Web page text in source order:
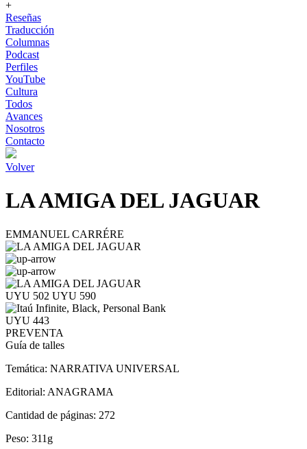
+
Reseñas
Traducción
Columnas
Podcast
Perfiles
YouTube
Cultura
Todos
Avances
Nosotros
Contacto
Volver
LA AMIGA DEL JAGUAR
EMMANUEL CARRÉRE
UYU 502 UYU 590
UYU 443
PREVENTA
Guía de talles
Temática: NARRATIVA UNIVERSAL
Editorial: ANAGRAMA
Cantidad de páginas: 272
Peso: 311g